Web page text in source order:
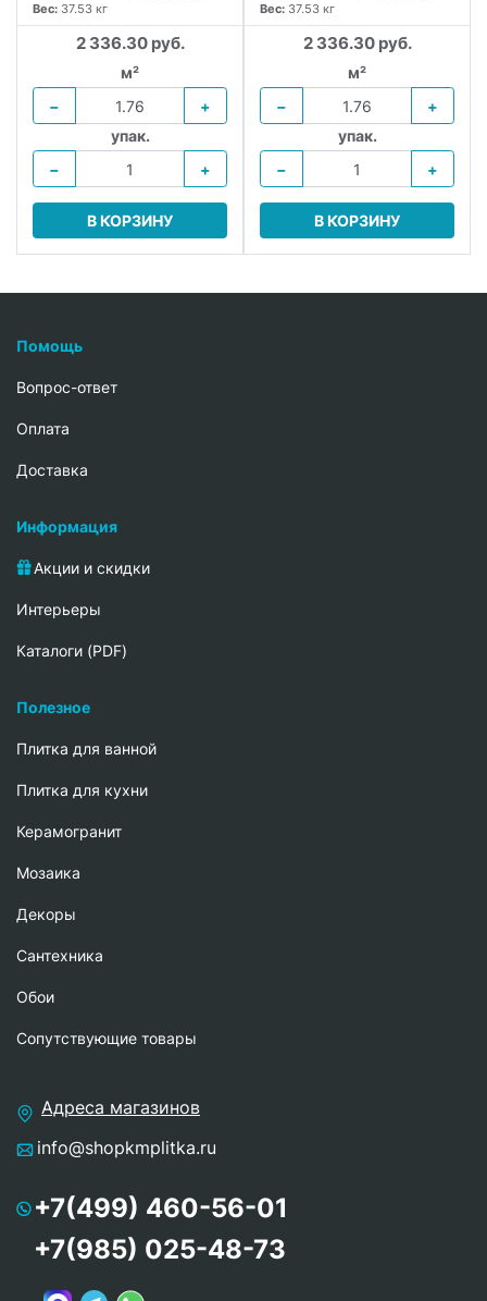
Вес: 37.53 кг
2 336.30 руб.
м²
−
+
упак.
−
+
В КОРЗИНУ
Вес: 37.53 кг
2 336.30 руб.
м²
−
+
упак.
−
+
В КОРЗИНУ
Помощь
Вопрос-ответ
Oплата
Доставка
Информация
Акции и скидки
Интерьеры
Каталоги (PDF)
Полезное
Плитка для ванной
Плитка для кухни
Керамогранит
Мозаика
Декоры
Сантехника
Обои
Сопутствующие товары
Адреса магазинов
info@shopkmplitka.ru
+7(499) 460-56-01
+7(985) 025-48-73